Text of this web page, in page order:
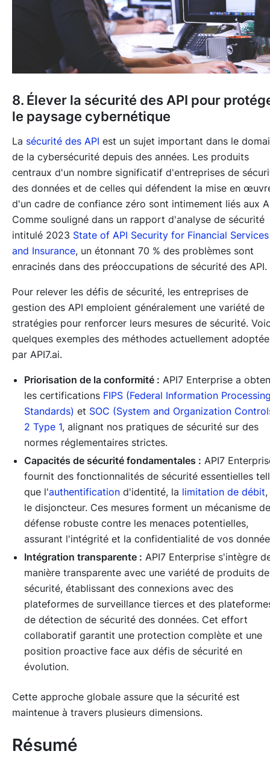
8. Élever la sécurité des API pour
le paysage cybernétique
La sécurité des API est un sujet important dans le
de la cybersécurité depuis des années. Les produits
centraux d'un nombre significatif d'entreprises de
des données et de celles qui défendent la mise en
d'un cadre de confiance zéro sont intimement liés aux
Comme souligné dans un rapport d'analyse de sécurité
intitulé 2023 State of API Security for Financial Services
and Insurance, un étonnant 70 % des problèmes sont
enracinés dans des préoccupations de sécurité des API.
Pour relever les défis de sécurité, les entreprises de
gestion des API emploient généralement une variété de
stratégies pour renforcer leurs mesures de sécurité.
quelques exemples des méthodes actuellement
par API7.ai.
Priorisation de la conformité : API7 Enterprise a
les certifications FIPS (Federal Information
Standards) et SOC (System and Organization
2 Type 1, alignant nos pratiques de sécurité sur des
normes réglementaires strictes.
Capacités de sécurité fondamentales : API7
fournit des fonctionnalités de sécurité essentielles
que l'authentification d'identité, la limitation de débit
le disjoncteur. Ces mesures forment un mécanisme de
défense robuste contre les menaces potentielles,
assurant l'intégrité et la confidentialité de vos
Intégration transparente : API7 Enterprise s'intègre
manière transparente avec une variété de produits de
sécurité, établissant des connexions avec des
plateformes de surveillance tierces et des
de détection de sécurité des données. Cet effort
collaboratif garantit une protection complète et une
position proactive face aux défis de sécurité en
évolution.
Cette approche globale assure que la sécurité est
maintenue à travers plusieurs dimensions.
Résumé